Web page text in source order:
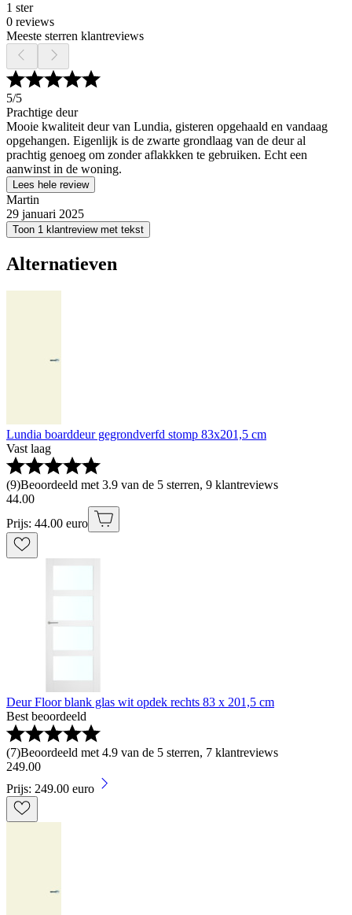
1 ster
0 reviews
Meeste sterren klantreviews
5/5
Prachtige deur
Mooie kwaliteit deur van Lundia, gisteren opgehaald en vandaag
opgehangen. Eigenlijk is de zwarte grondlaag van de deur al
prachtig genoeg om zonder aflakkken te gebruiken. Echt een
aanwinst in de woning.
Lees hele review
Martin
29 januari 2025
Toon 1 klantreview met tekst
Alternatieven
Lundia boarddeur gegrondverfd stomp 83x201,5 cm
Vast laag
(9)Beoordeeld met 3.9 van de 5 sterren, 9 klantreviews
44.00
Prijs: 44.00 euro
Deur Floor blank glas wit opdek rechts 83 x 201,5 cm
Best beoordeeld
(7)Beoordeeld met 4.9 van de 5 sterren, 7 klantreviews
249.00
Prijs: 249.00 euro